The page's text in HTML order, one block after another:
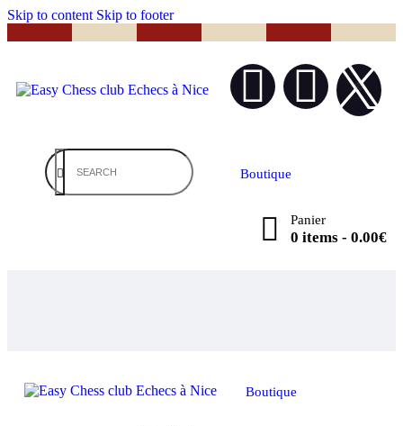
Skip to content Skip to footer
Boutique
Panier
0 items - 0.00€
Boutique